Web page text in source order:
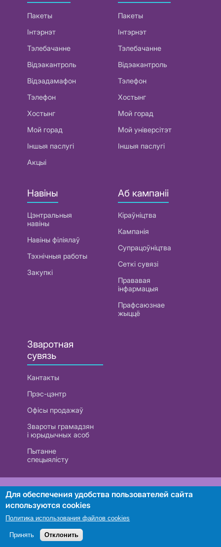
Пакеты
Інтэрнэт
Тэлебачанне
Відэакантроль
Відэадамафон
Тэлефон
Хостынг
Мой горад
Іншыя паслугі
Акцыі
Пакеты
Інтэрнэт
Тэлебачанне
Відэакантроль
Тэлефон
Хостынг
Мой горад
Мой універсітэт
Іншыя паслугі
Навіны
Цэнтральныя
навіны
Навіны філіялаў
Тэхнічныя работы
Закупкі
Аб кампаніі
Кіраўніцтва
Кампанія
Супрацоўніцтва
Сеткі сувязі
Прававая
інфармацыя
Прафсаюзнае
жыццё
Зваротная
сувязь
Кантакты
Прэс-цэнтр
Офісы продажаў
Звароты грамадзян
і юрыдычных асоб
Пытанне
спецыялісту
РУП «Белтэлекам». УНП 101007741
Пошук
Для обеспечения удобства пользователей сайта
используются cookies
Политика использования файлов cookies
Принять Отклонить